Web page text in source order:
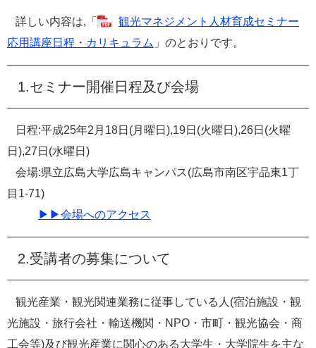
詳しい内容は,「
観光マネジメント人材育成セミナー
応用講座日程・カリキュラム 」のとおりです。
1.セミナー開催日程及び会場
日程:平成25年2月18日(月曜日),19日(火曜日),26日(火曜
日),27日(水曜日)
会場:県立広島大学広島キャンパス(広島市南区宇品東1丁
目1-71)
▶▶会場へのアクセス
2.受講者の募集について
観光産業・観光関連業務に従事している人(宿泊施設・観
光施設・旅行会社・輸送機関・NPO・市町・観光協会・商
工会等)及び観光産業に関心のある大学生・大学院生を主な